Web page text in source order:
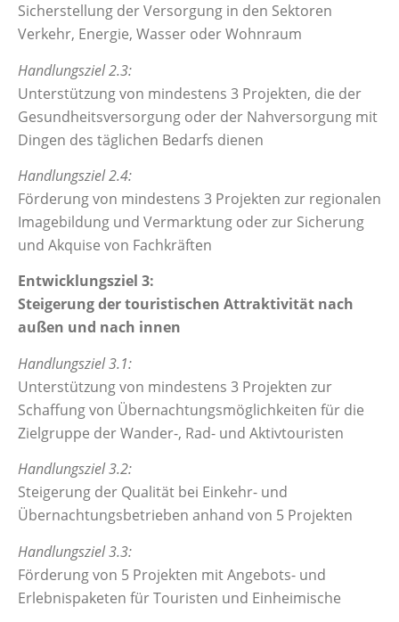
Sicherstellung der Versorgung in den Sektoren
Verkehr, Energie, Wasser oder Wohnraum
Handlungsziel 2.3:
Unterstützung von mindestens 3 Projekten, die der
Gesundheitsversorgung oder der Nahversorgung mit
Dingen des täglichen Bedarfs dienen
Handlungsziel 2.4:
Förderung von mindestens 3 Projekten zur regionalen
Imagebildung und Vermarktung oder zur Sicherung
und Akquise von Fachkräften
Entwicklungsziel 3:
Steigerung der touristischen Attraktivität nach
außen und nach innen
Handlungsziel 3.1:
Unterstützung von mindestens 3 Projekten zur
Schaffung von Übernachtungsmöglichkeiten für die
Zielgruppe der Wander-, Rad- und Aktivtouristen
Handlungsziel 3.2:
Steigerung der Qualität bei Einkehr- und
Übernachtungsbetrieben anhand von 5 Projekten
Handlungsziel 3.3:
Förderung von 5 Projekten mit Angebots- und
Erlebnispaketen für Touristen und Einheimische